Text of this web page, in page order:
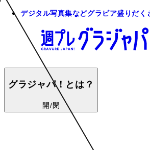
デジタル写真集などグラビア盛りだく
グラジャパ！とは？
開/閉